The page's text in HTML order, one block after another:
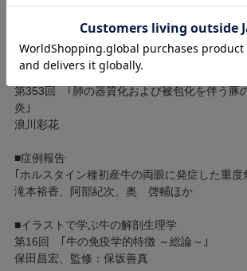
例
■Clinic and Pathology
第353回 ｢肺の器質化および被包化を伴う豚
炎｣
浪川彩花
■症例報告
｢ホルスタイン種初産牛の両眼に発症した重度
滝本裕香、阿部紀次、奥 啓輔ほか
■イラストで学ぶ牛の解剖生理学
第16回 ｢牛の免疫学的特徴 ～総論～｣
保田昌宏、監修：保坂善真